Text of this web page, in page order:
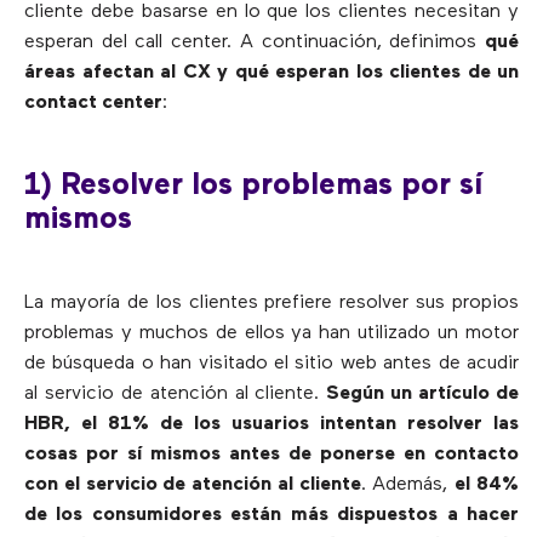
cliente debe basarse en lo que los clientes necesitan y
esperan del call center. A continuación, definimos qué
áreas afectan al CX y qué esperan los clientes de un
contact center:
1) Resolver los problemas por sí
mismos
La mayoría de los clientes prefiere resolver sus propios
problemas y muchos de ellos ya han utilizado un motor
de búsqueda o han visitado el sitio web antes de acudir
al servicio de atención al cliente. Según un artículo de
HBR, el 81% de los usuarios intentan resolver las
cosas por sí mismos antes de ponerse en contacto
con el servicio de atención al cliente. Además, el 84%
de los consumidores están más dispuestos a hacer